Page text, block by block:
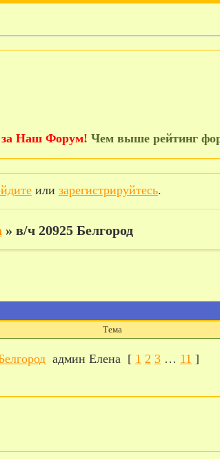
за Наш Форум! Чем выше рейтинг
или зарегистрируйтесь.
» в/ч 20925 Белгород
Тема
админ Елена [ 1 2 3 … 11 ]